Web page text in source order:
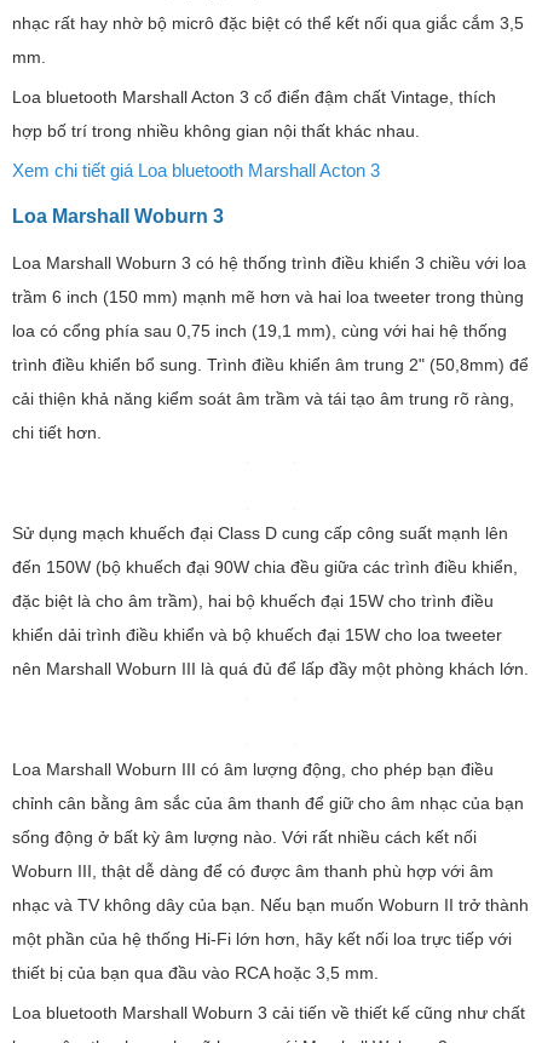
Với hai loa tweeter đôi, mỗi loa cung cấp bộ khuếch đại Class D
15W và loa trầm Class D 30W, Acton 3 có thể mang đến âm trường
rộng hơn so với người tiền nhiệm của nó. Loa Marshall Acton 3
chính hãng được nâng cấp lên Bluetooth 5.2 công nghệ bluetooth
mới nhất hiện nay với khả năng phát nhạc không dây chất lượng
Ngoài khả năng kết nối không dây tiện lợi, chiếc loa này còn là loa
hát karaoke trên TV, laptop, PC, mâm đĩa than và đầu CD. Âm
nhạc rất hay nhờ bộ micrô đặc biệt có thể kết nối qua giắc cắm 3,5
mm.
Loa bluetooth Marshall Acton 3 cổ điển đậm chất Vintage, thích
Loa Marshall Woburn 3
Loa Marshall Woburn 3 có hệ thống trình điều khiển 3 chiều với loa
trầm 6 inch (150 mm) mạnh mẽ hơn và hai loa tweeter trong thùng
loa có cổng phía sau 0,75 inch (19,1 mm), cùng với hai hệ thống
trình điều khiển bổ sung. Trình điều khiển âm trung 2" (50,8mm) để
cải thiện khả năng kiểm soát âm trầm và tái tạo âm trung rõ ràng,
chi tiết hơn.